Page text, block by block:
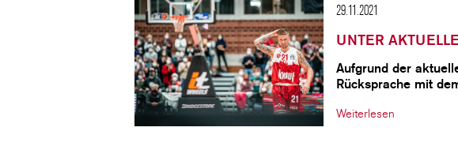
29.11.2021
UNTER
Aufgrund der
Rücksprache mit
Weiterlesen